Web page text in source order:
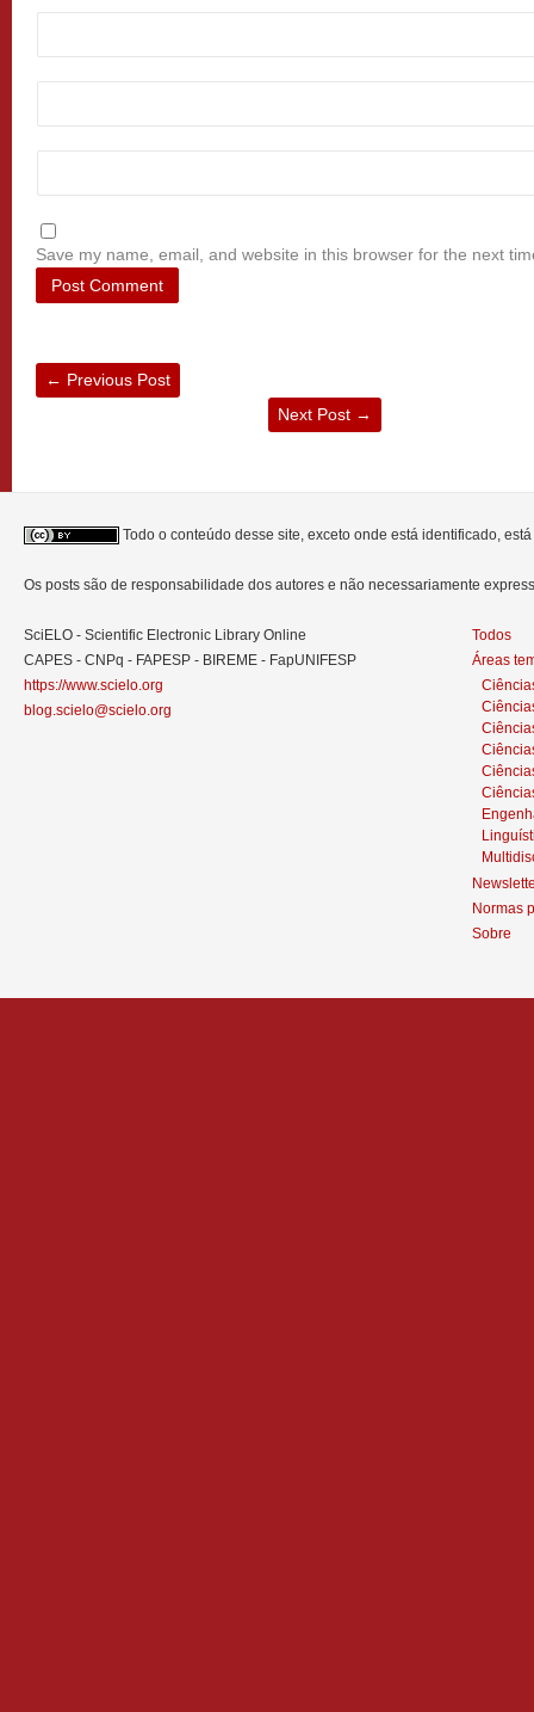
Save my name, email, and website in this browser for the next
← Previous Post
Next Post →
Todo o conteúdo desse site, exceto onde está identificado,
Os posts são de responsabilidade dos autores e não necessariamente
SciELO - Scientific Electronic Library Online
CAPES - CNPq - FAPESP - BIREME - FapUNIFESP
https://www.scielo.org
blog.scielo@scielo.org
Todos
Áreas
Normas
Sobre